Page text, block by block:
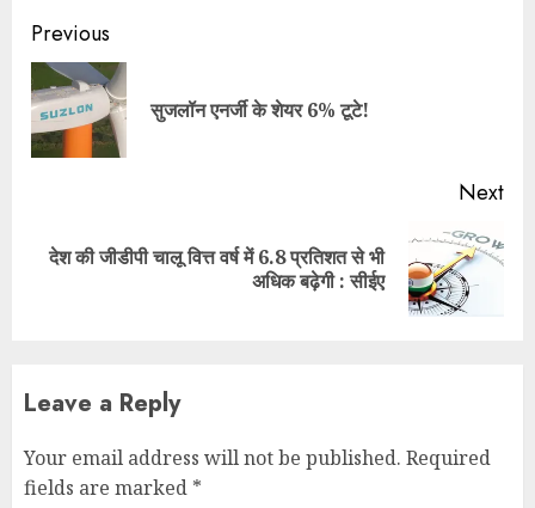
Continue
Reading
Previous
सुजलॉन एनर्जी के शेयर 6% टूटे!
Next
Next
देश की जीडीपी चालू वित्त वर्ष में 6.8 प्रतिशत से भी
अधिक बढ़ेगी : सीईए
Leave a Reply
Your email address will not be published. Required
fields are marked *